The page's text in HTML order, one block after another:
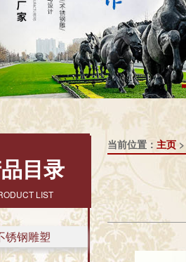
目录
LIST
锈钢雕塑
当前位置： 主页>